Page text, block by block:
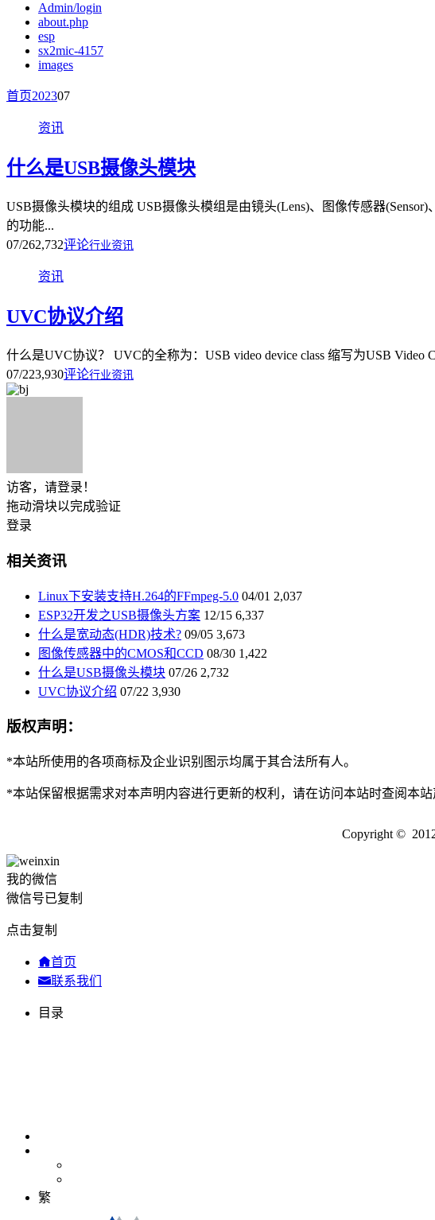
Admin/login
about.php
esp
sx2mic-4157
images
首页202307
资讯
什么是USB摄像头模块
USB摄像头模块的组成 USB摄像头模组是由镜头(Lens)、图像传感器
的功能...
07/262,732评论行业资讯
资讯
UVC协议介绍
什么是UVC协议？ UVC的全称为：USB video device class 缩写为USB
07/223,930评论行业资讯
访客，请登录！
拖动滑块以完成验证
登录
相关资讯
Linux下安装支持H.264的FFmpeg-5.0 04/01 2,037
ESP32开发之USB摄像头方案 12/15 6,337
什么是宽动态(HDR)技术? 09/05 3,673
图像传感器中的CMOS和CCD 08/30 1,422
什么是USB摄像头模块 07/26 2,732
UVC协议介绍 07/22 3,930
版权声明：
*本站所使用的各项商标及企业识别图示均属于其合法所有人。
*本站保留根据需求对本声明内容进行更新的权利，请在访问本站时查阅本站
Copyright ©
我的微信
微信号已复制
点击复制
首页
联系我们
目录
繁